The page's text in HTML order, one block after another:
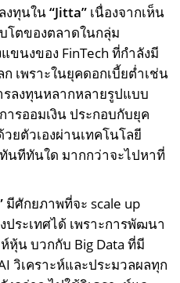
งทุนใน“Jitta” เนื่องจากเห็น
โตของตลาดในกลุ่ม
ขนงของ FinTech ที่กำลังมี
เพราะในยุคดอกเบี้ยต่ำเช่น
ลงทุนหลากหลายรูปแบบ
รออมเงิน ประกอบกับยุค
ยตัวเองผ่านเทคโนโลยี
นทีทันใด มากกว่าจะไปหาที่
มีศักยภาพที่จะ scale up
ระเทศได้ เพราะการพัฒนา
หุ้น บวกกับ Big Data ที่มี
วิเคราะห์และประมวลผลทุก